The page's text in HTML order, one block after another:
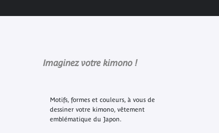
Imaginez votre kimono !
Motifs, formes et couleurs, à vous de
dessiner votre kimono, vêtement
emblématique du Japon.